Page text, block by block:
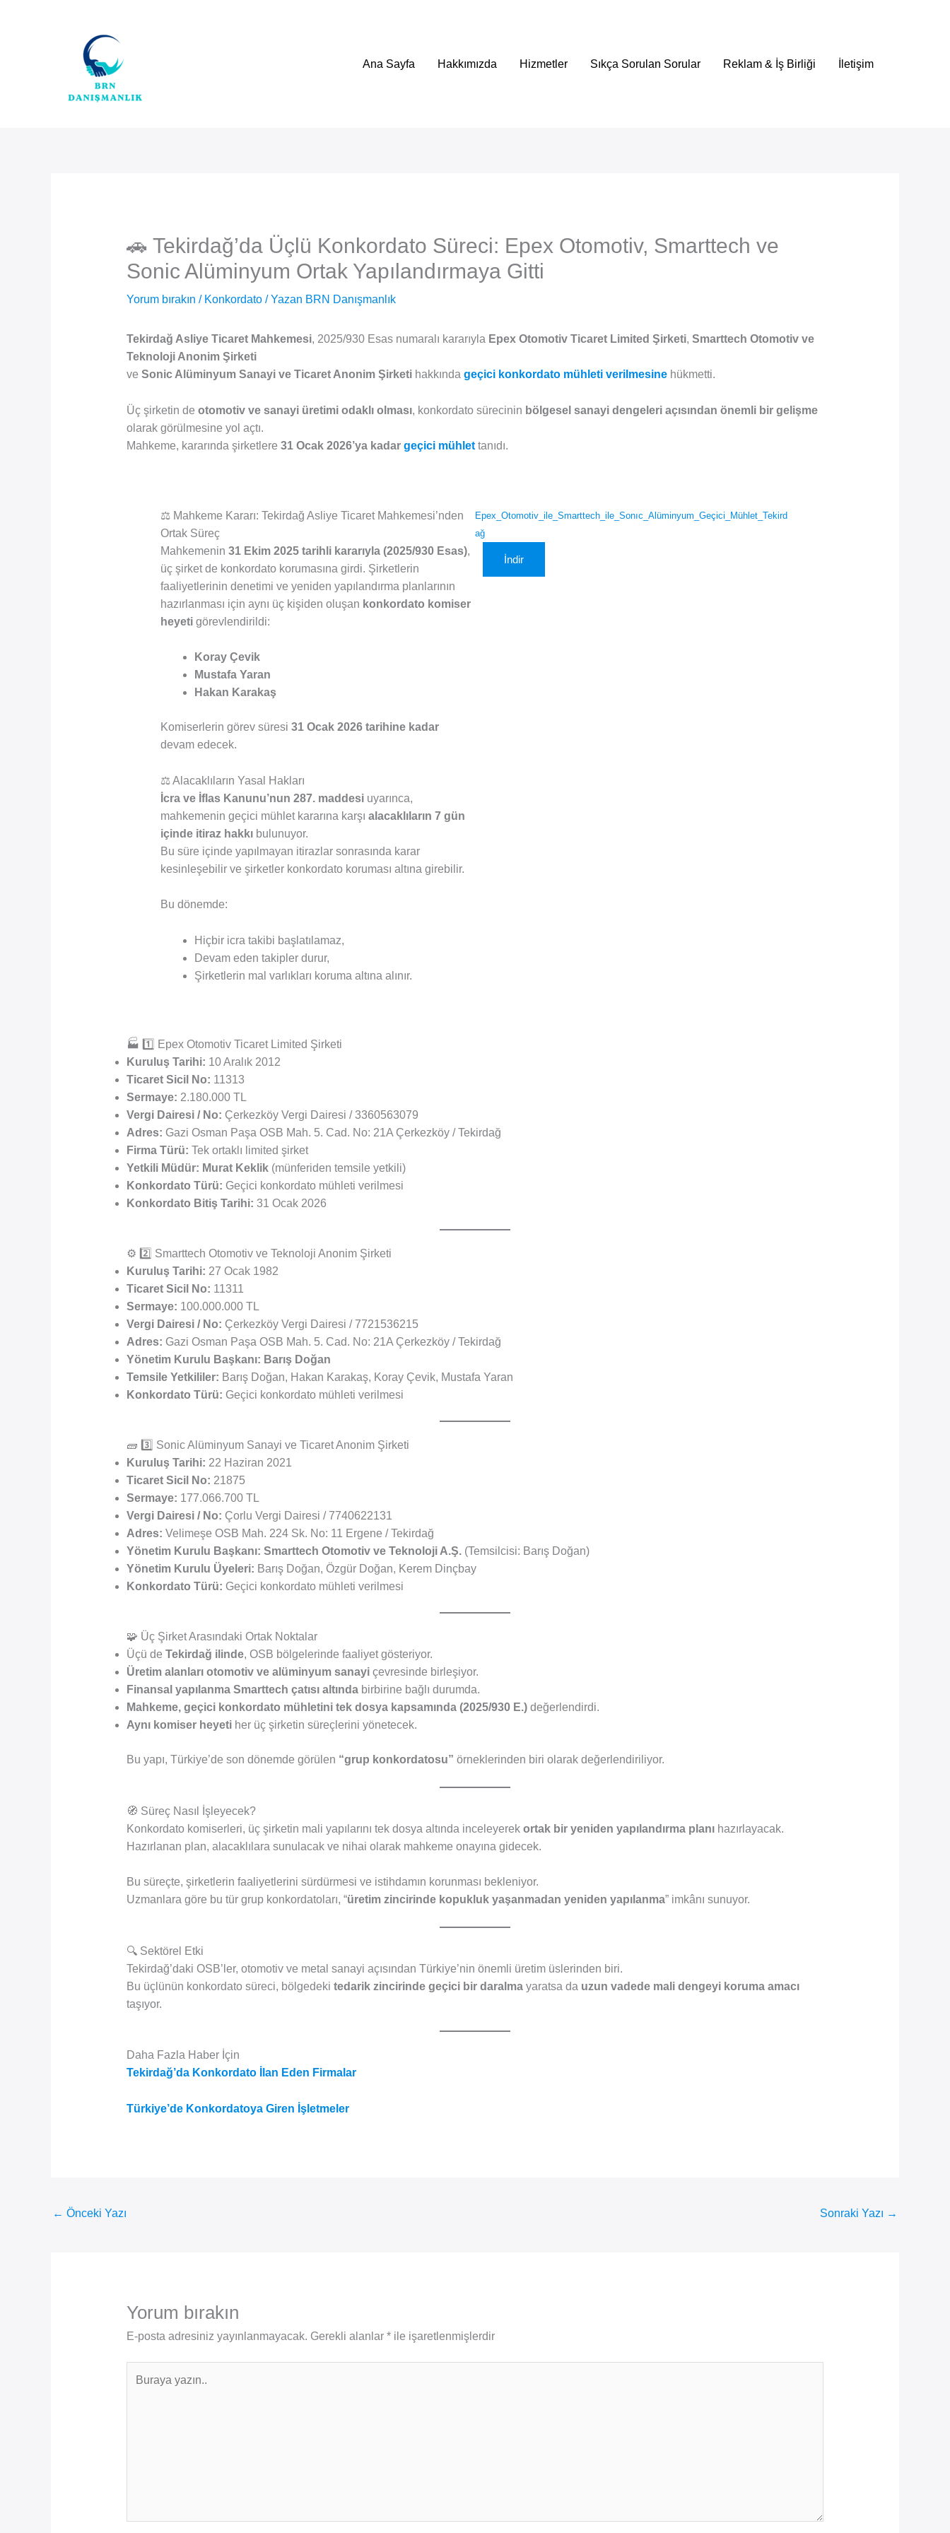
Ana Sayfa Hakkımızda Hizmetler Sıkça Sorulan Sorular Reklam & İş Birliği İletişim
🚗 Tekirdağ’da Üçlü Konkordato Süreci: Epex Otomotiv, Smarttech ve
Sonic Alüminyum Ortak Yapılandırmaya Gitti
Yorum bırakın / Konkordato/ Yazan BRN Danışmanlık
Tekirdağ Asliye Ticaret Mahkemesi, 2025/930 Esas numaralı kararıyla Epex Otomotiv Ticaret Limited Şirketi, Smarttech Otomotiv ve
Teknoloji Anonim Şirketi
ve Sonic Alüminyum Sanayi ve Ticaret Anonim Şirketihakkında geçici konkordato mühleti verilmesine hükmetti.
Üç şirketin de otomotiv ve sanayi üretimi odaklı olması, konkordato sürecinin bölgesel sanayi dengeleri açısından önemli bir gelişme
olarak görülmesine yol açtı.
Mahkeme, kararında şirketlere 31 Ocak 2026’ya kadar geçici mühlettanıdı.
⚖️ Mahkeme Kararı: Tekirdağ Asliye Ticaret Mahkemesi’nden
Ortak Süreç
Mahkemenin 31 Ekim 2025 tarihli kararıyla (2025/930 Esas),
üç şirket de konkordato korumasına girdi. Şirketlerin
faaliyetlerinin denetimi ve yeniden yapılandırma planlarının
hazırlanması için aynı üç kişiden oluşan konkordato komiser
heyetigörevlendirildi:
Koray Çevik
Mustafa Yaran
Hakan Karakaş
Komiserlerin görev süresi 31 Ocak 2026 tarihine kadar
devam edecek.
⚖️ Alacaklıların Yasal Hakları
İcra ve İflas Kanunu’nun 287. maddesiuyarınca,
mahkemenin geçici mühlet kararına karşı alacaklıların 7 gün
içinde itiraz hakkıbulunuyor.
Bu süre içinde yapılmayan itirazlar sonrasında karar
kesinleşebilir ve şirketler konkordato koruması altına girebilir.
Bu dönemde:
Hiçbir icra takibi başlatılamaz,
Devam eden takipler durur,
Şirketlerin mal varlıkları koruma altına alınır.
Epex_Otomotiv_ile_Smarttech_ile_Sonıc_Alüminyum_Geçici_Mühlet_Tekird
ağ
İndir
🏭 1️⃣ Epex Otomotiv Ticaret Limited Şirketi
Kuruluş Tarihi: 10 Aralık 2012
Ticaret Sicil No: 11313
Sermaye: 2.180.000 TL
Vergi Dairesi / No: Çerkezköy Vergi Dairesi / 3360563079
Adres: Gazi Osman Paşa OSB Mah. 5. Cad. No: 21A Çerkezköy / Tekirdağ
Firma Türü: Tek ortaklı limited şirket
Yetkili Müdür: Murat Keklik(münferiden temsile yetkili)
Konkordato Türü: Geçici konkordato mühleti verilmesi
Konkordato Bitiş Tarihi: 31 Ocak 2026
⚙️ 2️⃣ Smarttech Otomotiv ve Teknoloji Anonim Şirketi
Kuruluş Tarihi: 27 Ocak 1982
Ticaret Sicil No: 11311
Sermaye: 100.000.000 TL
Vergi Dairesi / No: Çerkezköy Vergi Dairesi / 7721536215
Adres: Gazi Osman Paşa OSB Mah. 5. Cad. No: 21A Çerkezköy / Tekirdağ
Yönetim Kurulu Başkanı: Barış Doğan
Temsile Yetkililer: Barış Doğan, Hakan Karakaş, Koray Çevik, Mustafa Yaran
Konkordato Türü: Geçici konkordato mühleti verilmesi
🧱 3️⃣ Sonic Alüminyum Sanayi ve Ticaret Anonim Şirketi
Kuruluş Tarihi: 22 Haziran 2021
Ticaret Sicil No: 21875
Sermaye: 177.066.700 TL
Vergi Dairesi / No: Çorlu Vergi Dairesi / 7740622131
Adres: Velimeşe OSB Mah. 224 Sk. No: 11 Ergene / Tekirdağ
Yönetim Kurulu Başkanı: Smarttech Otomotiv ve Teknoloji A.Ş.(Temsilcisi: Barış Doğan)
Yönetim Kurulu Üyeleri: Barış Doğan, Özgür Doğan, Kerem Dinçbay
Konkordato Türü: Geçici konkordato mühleti verilmesi
🧩 Üç Şirket Arasındaki Ortak Noktalar
Üçü de Tekirdağ ilinde, OSB bölgelerinde faaliyet gösteriyor.
Üretim alanları otomotiv ve alüminyum sanayiçevresinde birleşiyor.
Finansal yapılanma Smarttech çatısı altındabirbirine bağlı durumda.
Mahkeme, geçici konkordato mühletini tek dosya kapsamında (2025/930 E.)değerlendirdi.
Aynı komiser heyetiher üç şirketin süreçlerini yönetecek.
Bu yapı, Türkiye’de son dönemde görülen “grup konkordatosu” örneklerinden biri olarak değerlendiriliyor.
🧭 Süreç Nasıl İşleyecek?
Konkordato komiserleri, üç şirketin mali yapılarını tek dosya altında inceleyerek ortak bir yeniden yapılandırma planıhazırlayacak.
Hazırlanan plan, alacaklılara sunulacak ve nihai olarak mahkeme onayına gidecek.
Bu süreçte, şirketlerin faaliyetlerini sürdürmesi ve istihdamın korunması bekleniyor.
Uzmanlara göre bu tür grup konkordatoları, “üretim zincirinde kopukluk yaşanmadan yeniden yapılanma” imkânı sunuyor.
🔍 Sektörel Etki
Tekirdağ’daki OSB’ler, otomotiv ve metal sanayi açısından Türkiye’nin önemli üretim üslerinden biri.
Bu üçlünün konkordato süreci, bölgedeki tedarik zincirinde geçici bir daralmayaratsa da uzun vadede mali dengeyi koruma amacı
taşıyor.
Daha Fazla Haber İçin
Tekirdağ’da Konkordato İlan Eden Firmalar
Türkiye’de Konkordatoya Giren İşletmeler
← Önceki Yazı Sonraki Yazı →
Yorum bırakın
E-posta adresiniz yayınlanmayacak. Gerekli alanlar *ile işaretlenmişlerdir
yazın..